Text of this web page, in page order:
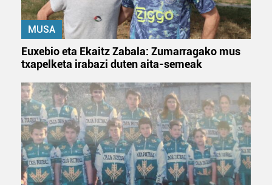
MUSA
Euxebio eta Ekaitz Zabala: Zumarragako mus
txapelketa irabazi duten aita-semeak